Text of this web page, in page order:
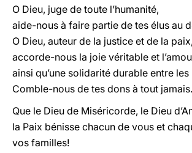
O Dieu, juge de toute l’humanité,
aide-nous à faire partie de tes élus au
O Dieu, auteur de la justice et de la paix,
accorde-nous la joie véritable et
ainsi qu’une solidarité durable entre
Comble-nous de tes dons à tout
Que le Dieu de Miséricorde, le Dieu
la Paix bénisse chacun de vous et
vos familles!